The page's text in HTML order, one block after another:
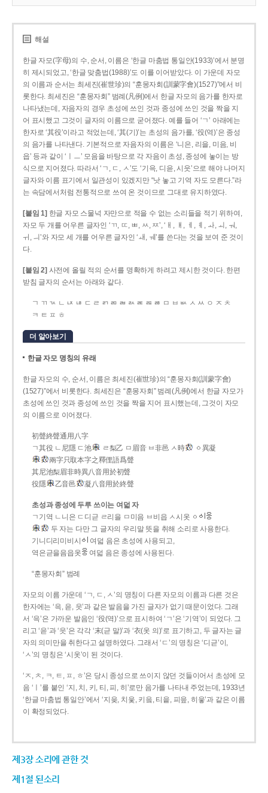
해설
한글 자모(字母)의 수, 순서, 이름은 ‘한글 마춤법 통일안(1933)’에서 분명
히 제시되었고, ‘한글 맞춤법(1988)’도 이를 이어받았다. 이 가운데 자모
의 이름과 순서는 최세진(崔世珍)의 “훈몽자회(訓蒙字會)(1527)”에서 비
롯한다. 최세진은 “훈몽자회” 범례(凡例)에서 한글 자모의 음가를 한자로
나타냈는데, 자음자의 경우 초성에 쓰인 것과 종성에 쓰인 것을 짝을 지
어 표시했고 그것이 글자의 이름으로 굳어졌다. 예를 들어 ‘ㄱ’ 아래에는
한자로 ‘其役’이라고 적었는데, ‘其(기)’는 초성의 음가를, ‘役(역)’은 종성
의 음가를 나타낸다. 기본적으로 자음자의 이름은 ‘니은, 리을, 미음, 비
읍’ 등과 같이 ‘ㅣㅡ’ 모음을 바탕으로 각 자음이 초성, 종성에 놓이는 방
식으로 지어졌다. 따라서 ‘ㄱ, ㄷ, ㅅ’도 ‘기윽, 디읃, 시읏’으로 해야 나머지
글자와 이름 표기에서 일관성이 있겠지만 “낫 놓고 기역 자도 모른다.”라
는 속담에서처럼 전통적으로 쓰여 온 것이므로 그대로 유지하였다.
[붙임 1] 한글 자모 스물넉 자만으로 적을 수 없는 소리들을 적기 위하여,
자모 두 개를 어우른 글자인 ‘ㄲ, ㄸ, ㅃ, ㅆ, ㅉ’, ‘ㅐ, ㅒ, ㅔ, ㅖ, ㅘ, ㅚ, ㅝ,
ㅟ, ㅢ’와 자모 세 개를 어우른 글자인 ‘ㅙ, ㅞ’를 쓴다는 것을 보여 준 것이
다.
[붙임 2] 사전에 올릴 적의 순서를 명확하게 하려고 제시한 것이다. 한편
받침 글자의 순서는 아래와 같다.
ㄱ ㄲ ㄳ ㄴ ㄵ ㄶ ㄷ ㄹ ㄺ ㄻ ㄼ ㄽ ㄾ ㄿ ㅀ ㅁ ㅂ ㅄ ㅅ ㅆ ㅇ ㅈ ㅊ
ㅋ ㅌ ㅍ ㅎ
더 알아보기
한글 자모 명칭의 유래
한글 자모의 수, 순서, 이름은 최세진(崔世珍)의 “훈몽자회(訓蒙字會)
(1527)”에서 비롯한다. 최세진은 “훈몽자회” 범례(凡例)에서 한글 자모가
초성에 쓰인 것과 종성에 쓰인 것을 짝을 지어 표시했는데, 그것이 자모
의 이름으로 이어졌다.
初聲終聲通用八字
ㄱ其役 ㄴ尼隱 ㄷ池
ㄹ梨乙 ㅁ眉音 ㅂ非邑 ㅅ時
ㆁ異凝
兩字只取本字之釋俚語爲聲
其尼池梨眉非時異八音用於初聲
役隱
乙音邑 凝八音用於終聲
초성과 종성에 두루 쓰이는 여덟 자
ㄱ기역 ㄴ니은 ㄷ디귿 ㄹ리을 ㅁ미음 ㅂ비읍 ㅅ시옷 ㆁ
두 자는 다만 그 글자의 우리말 뜻을 취해 소리로 사용한다.
기니디리미비시
여덟 음은 초성에 사용되고,
역은귿을음읍옷
여덟 음은 종성에 사용된다.
“훈몽자회” 범례
자모의 이름 가운데 ‘ㄱ, ㄷ, ㅅ’의 명칭이 다른 자모의 이름과 다른 것은
한자에는 ‘윽, 읃, 읏’과 같은 발음을 가진 글자가 없기 때문이었다. 그래
서 ‘윽’은 가까운 발음인 ‘役(역)’으로 표시하여 ‘ㄱ’은 ‘기역’이 되었다. 그
리고 ‘읃’과 ‘읏’은 각각 ‘末(귿 말)’과 ‘衣(옷 의)’로 표기하고, 두 글자는 글
자의 의미만을 취한다고 설명하였다. 그래서 ‘ㄷ’의 명칭은 ‘디귿’이,
‘ㅅ’의 명칭은 ‘시옷’이 된 것이다.
‘ㅈ, ㅊ, ㅋ, ㅌ, ㅍ, ㅎ’은 당시 종성으로 쓰이지 않던 것들이어서 초성에 모
음 ‘ㅣ’를 붙인 ‘지, 치, 키, 티, 피, 히’로만 음가를 나타내 주었는데, 1933년
‘한글 마춤법 통일안’에서 ‘지읒, 치읓, 키읔, 티읕, 피읖, 히읗’과 같은 이름
이 확정되었다.
제3장 소리에 관한 것
제1절 된소리